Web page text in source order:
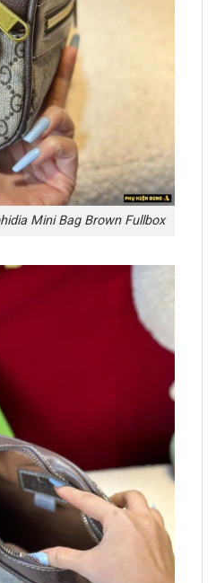
Mini Bag Brown Fullbox